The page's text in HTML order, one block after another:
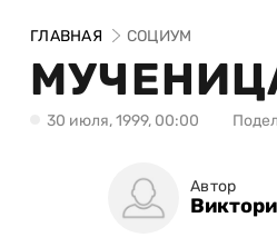
ГЛАВНАЯ СОЦИУМ
30 июля, 1999, 00:00
Автор